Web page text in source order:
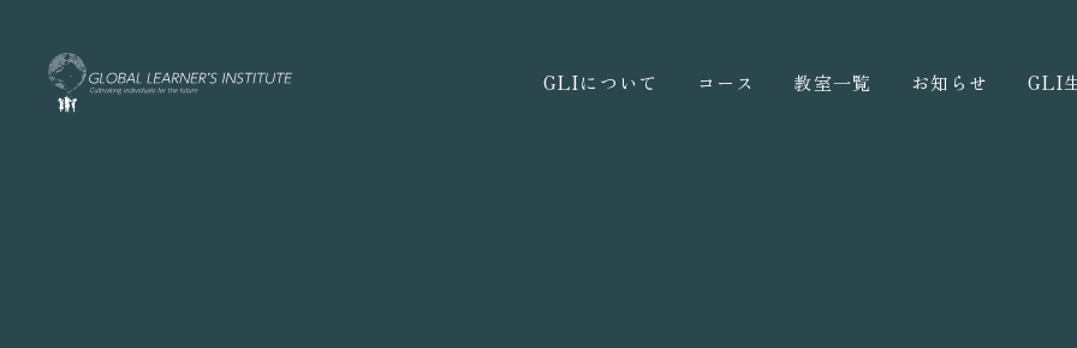
GLIについて コース 教室一覧 お知らせ GLI